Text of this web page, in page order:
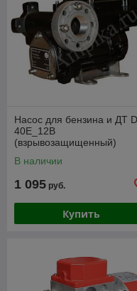
Насос для бензина и ДТ
40E_12В
(взрывозащищенный)
В наличии
1 095 руб.
Купить